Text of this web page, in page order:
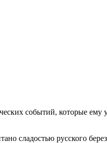
событий, которые ему
сладостью русского